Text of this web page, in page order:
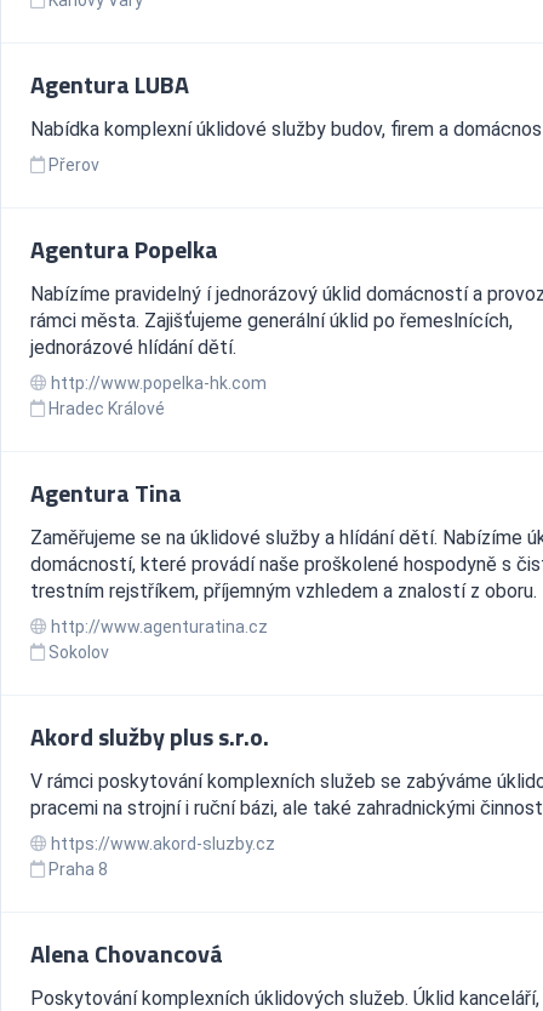
Agentura LUBA
Nabídka komplexní úklidové služby budov, firem a
Přerov
Agentura Popelka
Nabízíme pravidelný í jednorázový úklid domácností a
rámci města. Zajišťujeme generální úklid po řemeslnících,
jednorázové hlídání dětí.
http://www.popelka-hk.com
Hradec Králové
Agentura Tina
Zaměřujeme se na úklidové služby a hlídání dětí. Nabízíme
domácností, které provádí naše proškolené hospodyně s
trestním rejstříkem, příjemným vzhledem a znalostí z oboru.
http://www.agenturatina.cz
Sokolov
Akord služby plus s.r.o.
V rámci poskytování komplexních služeb se zabýváme
pracemi na strojní i ruční bázi, ale také zahradnickými
https://www.akord-sluzby.cz
Praha 8
Alena Chovancová
Poskytování komplexních úklidových služeb. Úklid kanceláří,